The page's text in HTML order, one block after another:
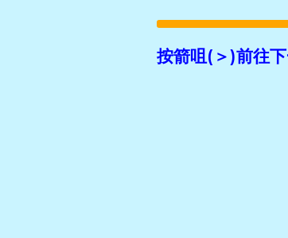
按箭咀(＞)前往